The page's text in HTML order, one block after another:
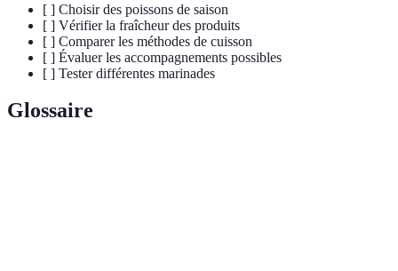
[ ] Choisir des poissons de saison
[ ] Vérifier la fraîcheur des produits
[ ] Comparer les méthodes de cuisson
[ ] Évaluer les accompagnements possibles
[ ] Tester différentes marinades
Glossaire